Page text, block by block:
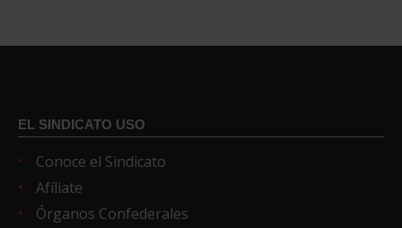
EL SINDICATO USO
Conoce el Sindicato
Afíliate
Órganos Confederales